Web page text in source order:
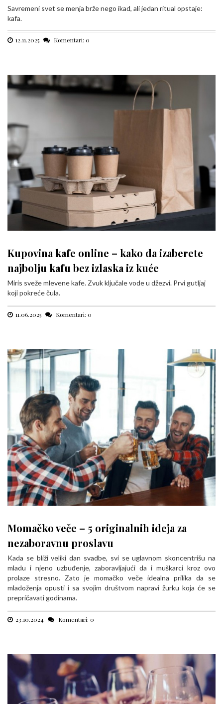
Savremeni svet se menja brže nego ikad, ali jedan ritual opstaje:
kafa.
12.11.2025 Komentari: 0
Kupovina kafe online – kako da izaberete
najbolju kafu bez izlaska iz kuće
Miris sveže mlevene kafe. Zvuk ključale vode u džezvi. Prvi gutljaj
koji pokreće čula.
11.06.2025 Komentari: 0
Momačko veče – 5 originalnih ideja za
nezaboravnu proslavu
Kada se bliži veliki dan svadbe, svi se uglavnom skoncentrišu na
mladu i njeno uzbuđenje, zaboravljajući da i muškarci kroz ovo
prolaze stresno. Zato je momačko veče idealna prilika da se
mladoženja opusti i sa svojim društvom napravi žurku koja će se
prepričavati godinama.
23.10.2024 Komentari: 0